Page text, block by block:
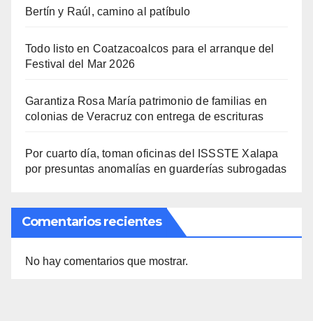
Bertín y Raúl, camino al patíbulo
Todo listo en Coatzacoalcos para el arranque del
Festival del Mar 2026
Garantiza Rosa María patrimonio de familias en
colonias de Veracruz con entrega de escrituras
Por cuarto día, toman oficinas del ISSSTE Xalapa
por presuntas anomalías en guarderías subrogadas
Comentarios recientes
No hay comentarios que mostrar.